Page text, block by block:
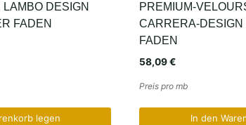
DESIGN
FADEN
legen
PREMIUM-
CARRERA-DESIGN
FADEN
58,09€
Preis pro mb
In den